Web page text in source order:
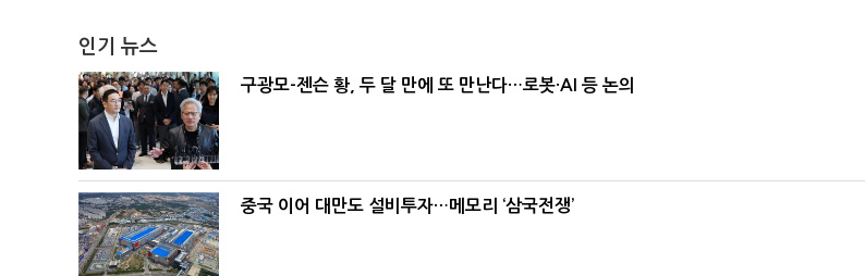
인기 뉴스
구광모-젠슨 황, 두 달 만에 또 만난다…로봇·AI 등 논의
중국 이어 대만도 설비투자…메모리 ‘삼국전쟁’